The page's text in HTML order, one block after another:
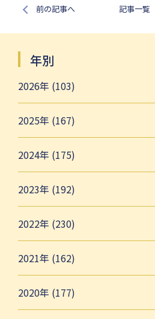
前の記事へ 記事一覧
年別
2026年 (103)
2025年 (167)
2024年 (175)
2023年 (192)
2022年 (230)
2021年 (162)
2020年 (177)